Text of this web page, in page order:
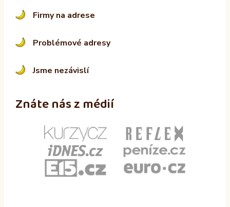
Firmy na adrese
Problémové adresy
Jsme nezávislí
Znáte nás z médií